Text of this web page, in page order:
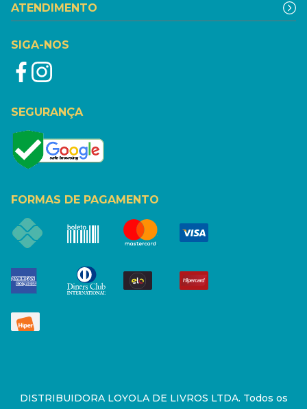
ATENDIMENTO
SIGA-NOS
SEGURANÇA
FORMAS DE PAGAMENTO
DISTRIBUIDORA LOYOLA DE LIVROS LTDA. Todos os